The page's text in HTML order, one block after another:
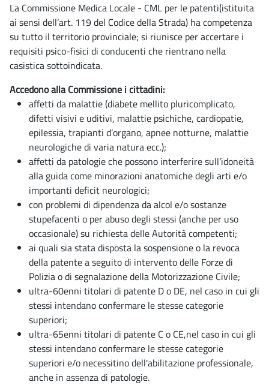
La Commissione Medica Locale - CML per le patenti(istituita
ai sensi dell’art. 119 del Codice della Strada) ha competenza
su tutto il territorio provinciale; si riunisce per accertare i
requisiti psico-fisici di conducenti che rientrano nella
casistica sottoindicata.
Accedono alla Commissione i cittadini:
affetti da malattie (diabete mellito pluricomplicato,
difetti visivi e uditivi, malattie psichiche, cardiopatie,
epilessia, trapianti d’organo, apnee notturne, malattie
neurologiche di varia natura ecc.);
affetti da patologie che possono interferire sull’idoneità
alla guida come minorazioni anatomiche degli arti e/o
importanti deficit neurologici;
con problemi di dipendenza da alcol e/o sostanze
stupefacenti o per abuso degli stessi (anche per uso
occasionale) su richiesta delle Autorità competenti;
ai quali sia stata disposta la sospensione o la revoca
della patente a seguito di intervento delle Forze di
Polizia o di segnalazione della Motorizzazione Civile;
ultra-60enni titolari di patente D o DE, nel caso in cui gli
stessi intendano confermare le stesse categorie
superiori;
ultra-65enni titolari di patente C o CE,nel caso in cui gli
stessi intendano confermare le stesse categorie
superiori e/o necessitino dell'abilitazione professionale,
anche in assenza di patologie.